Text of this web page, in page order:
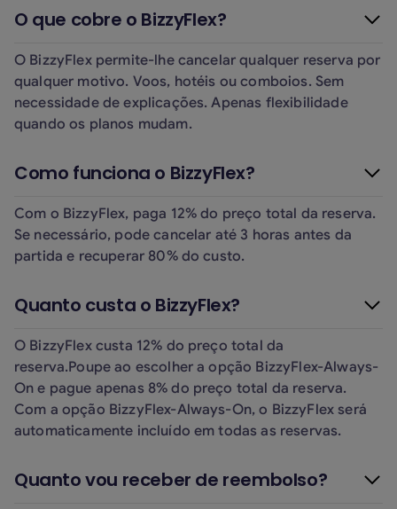
O que cobre o BizzyFlex?
O BizzyFlex permite-lhe cancelar qualquer reserva por
qualquer motivo. Voos, hotéis ou comboios. Sem
necessidade de explicações. Apenas flexibilidade
quando os planos mudam.
Como funciona o BizzyFlex?
Com o BizzyFlex, paga 12% do preço total da reserva.
Se necessário, pode cancelar até 3 horas antes da
partida e recuperar 80% do custo.
Quanto custa o BizzyFlex?
O BizzyFlex custa 12% do preço total da
reserva.Poupe ao escolher a opção BizzyFlex-Always-
On e pague apenas 8% do preço total da reserva.
Com a opção BizzyFlex-Always-On, o BizzyFlex será
automaticamente incluído em todas as reservas.
Quanto vou receber de reembolso?